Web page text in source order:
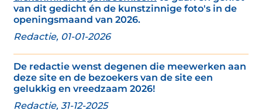
van dit gedicht én de kunstzinnige foto's in de
openingsmaand van 2026.
Redactie, 01-01-2026
De redactie wenst degenen die meewerken aan
deze site en de bezoekers van de site een
gelukkig en vreedzaam 2026!
Redactie, 31-12-2025